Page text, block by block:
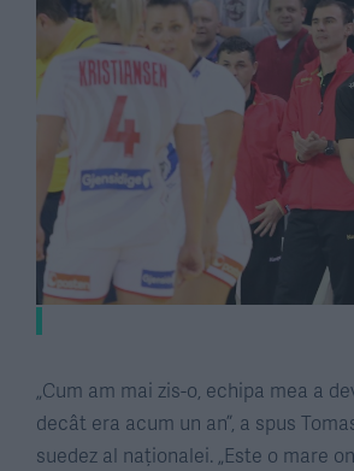
„Cum am mai zis-o, echipa mea a
decât era acum un an”, a spus
suedez al naționalei. „Este o mare